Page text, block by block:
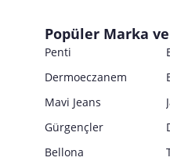
Popüler Marka
Penti
Dermoeczanem
Mavi Jeans
Gürgençler
Bellona